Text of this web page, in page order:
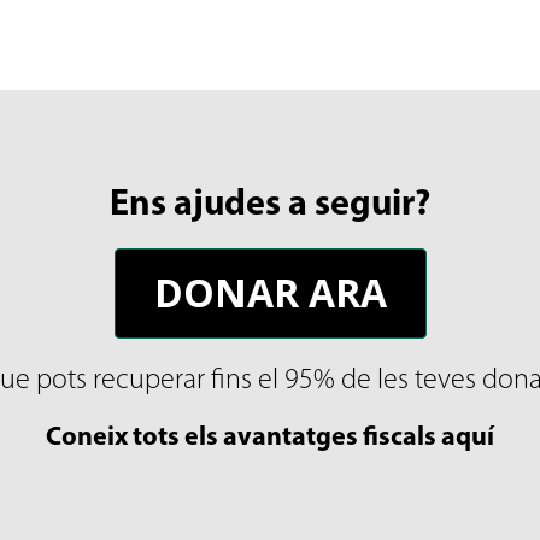
Ens ajudes a seguir?
DONAR ARA
pots recuperar fins el 95% de les teves
Coneix tots els avantatges fiscals aquí